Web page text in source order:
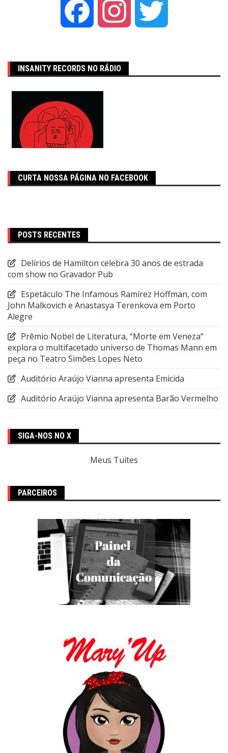
Facebook Instagram
INSANITY RECORDS NO RÁDIO
CURTA NOSSA PÁGINA NO FACEBOOK
POSTS RECENTES
Delírios de Hamilton celebra 30 anos de estrada
com show no Gravador Pub
Espetáculo The Infamous Ramírez Hoffman, com
John Malkovich e Anastasya Terenkova em Porto
Alegre
Prêmio Nobel de Literatura, “Morte em Veneza”
explora o multifacetado universo de Thomas Mann em
peça no Teatro Simões Lopes Neto
Auditório Araújo Vianna apresenta Emicida
Auditório Araújo Vianna apresenta Barão Vermelho
SIGA-NOS NO X
Meus Tuítes
PARCEIROS